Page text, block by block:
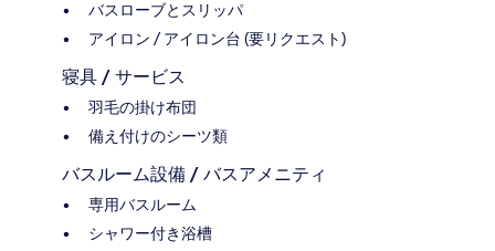
バスローブとスリッパ
アイロン / アイロン台 (要リクエスト)
寝具 / サービス
羽毛の掛け布団
備え付けのシーツ類
バスルーム設備 / バスアメニティ
専用バスルーム
シャワー付き浴槽